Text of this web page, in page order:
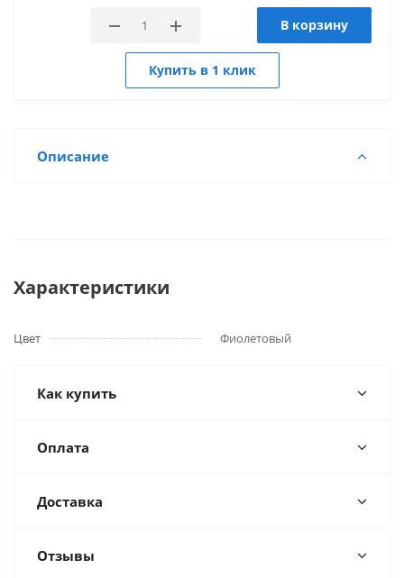
В корзину
Купить в 1 клик
Описание
Характеристики
Цвет Фиолетовый
Как купить
Оплата
Доставка
Отзывы